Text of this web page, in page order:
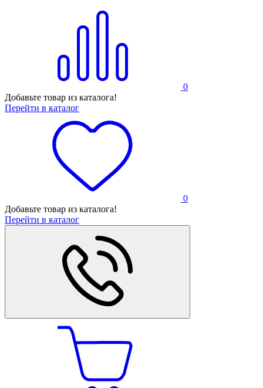
0
Добавьте товар из каталога!
Перейти в каталог
0
Добавьте товар из каталога!
Перейти в каталог